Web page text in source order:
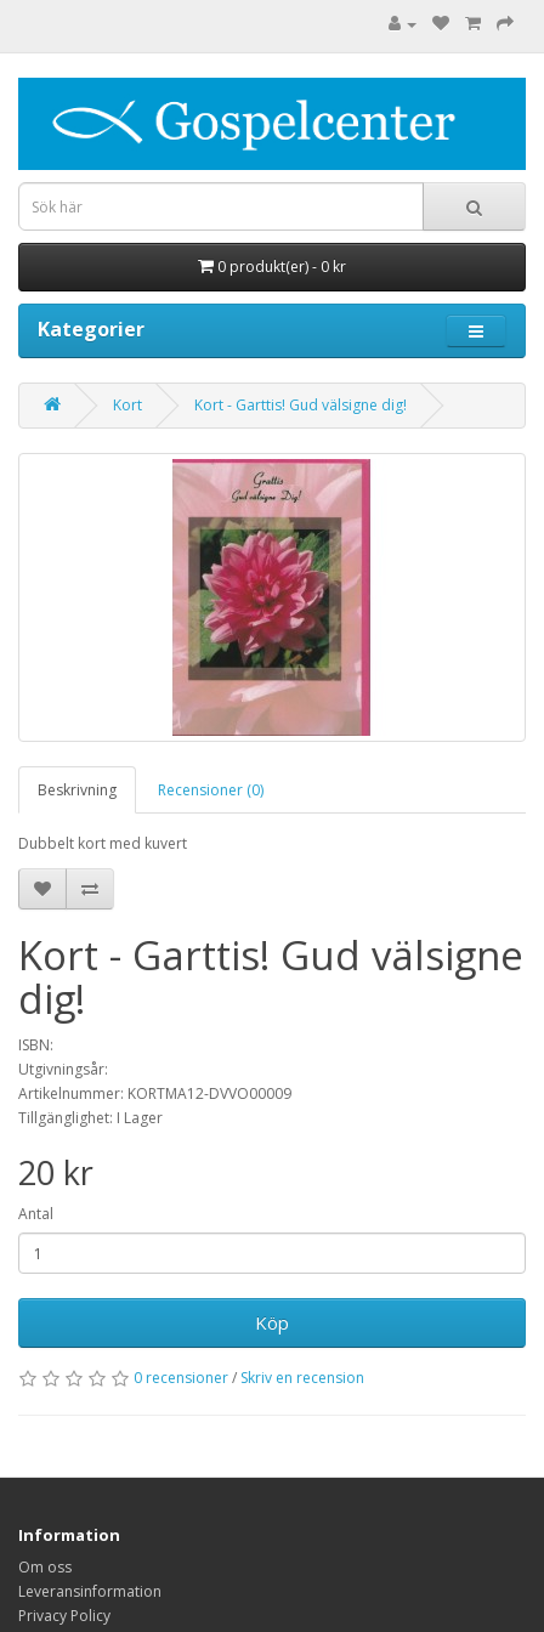
0 produkt(er) - 0 kr
Kategorier
Kort Kort - Garttis! Gud välsigne dig!
Beskrivning Recensioner (0)
Dubbelt kort med kuvert
Kort - Garttis! Gud välsigne
dig!
ISBN:
Utgivningsår:
Artikelnummer: KORTMA12-DVVO00009
Tillgänglighet: I Lager
20 kr
Antal
Köp
0 recensioner/ Skriv en recension
Information
Om oss
Leveransinformation
Privacy Policy